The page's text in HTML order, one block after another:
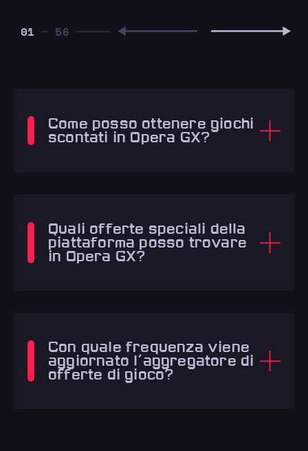
01
Come posso ottenere giochi
scontati in Opera GX?
Quali offerte speciali della
piattaforma posso trovare
in Opera GX?
Con quale frequenza viene
aggiornato l'aggregatore di
offerte di gioco?